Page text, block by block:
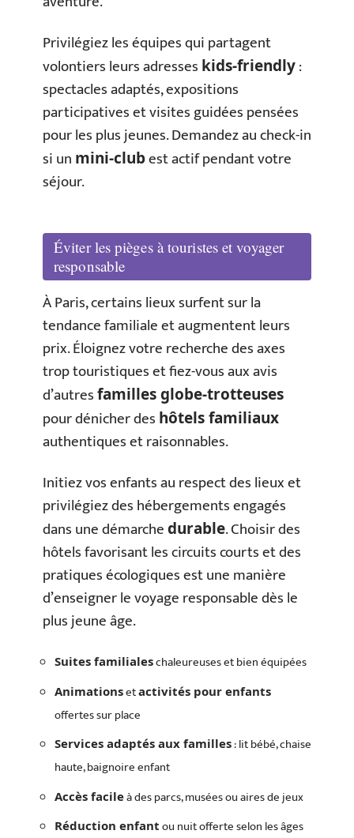
Privilégiez les équipes qui partagent
volontiers leurs adresses kids-friendly:
spectacles adaptés, expositions
participatives et visites guidées pensées
pour les plus jeunes. Demandez au check-in
si un mini-clubest actif pendant votre
séjour.
Éviter les pièges à touristes et voyager
responsable
À Paris, certains lieux surfent sur la
tendance familiale et augmentent leurs
prix. Éloignez votre recherche des axes
trop touristiques et fiez-vous aux avis
d’autresfamilles globe-trotteuses
pour dénicher des hôtels familiaux
authentiques et raisonnables.
Initiez vos enfants au respect des lieux et
privilégiez des hébergements engagés
dans une démarchedurable. Choisir des
hôtels favorisant les circuits courts et des
pratiques écologiques est une manière
d’enseigner le voyage responsable dès le
plus jeune âge.
Suites familialeschaleureuses et bien équipées
Animationsetactivités pour enfants
offertes sur place
Services adaptés aux familles: lit bébé, chaise
haute, baignoire enfant
Accès facileà des parcs, musées ou aires de jeux
Réduction enfant ou nuit offerte selon les âges